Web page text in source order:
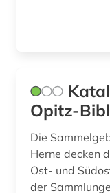
Opitz-
Die
Herne decken
Ost- und
der